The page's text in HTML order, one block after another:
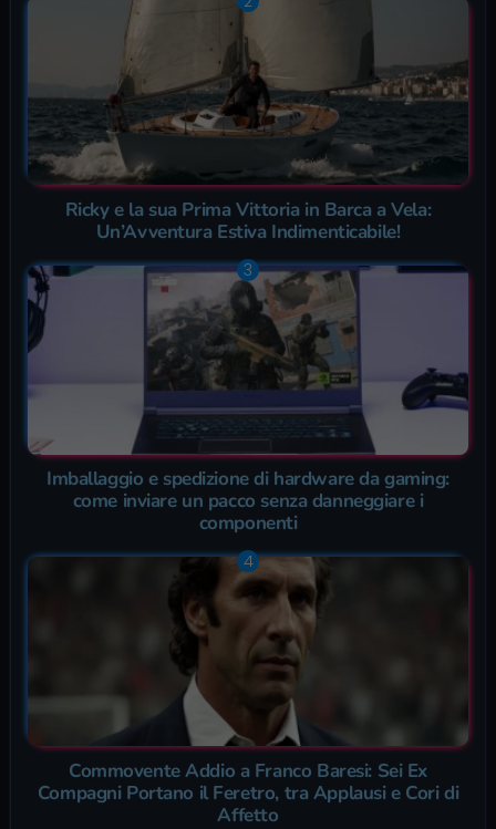
Ricky e la sua Prima Vittoria in Barca a Vela:
Un’Avventura Estiva Indimenticabile!
Imballaggio e spedizione di hardware da gaming:
come inviare un pacco senza danneggiare i
componenti
Commovente Addio a Franco Baresi: Sei Ex
Compagni Portano il Feretro, tra Applausi e Cori di
Affetto